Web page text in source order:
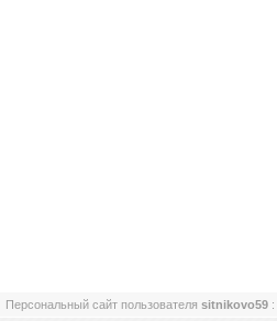
Персональный сайт пользователя sitnikovo59 :